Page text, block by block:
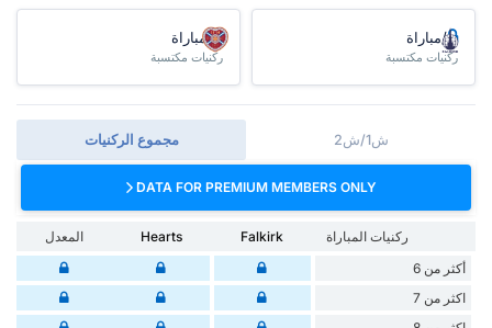
/مباراة
ركنيات مكتسبة
/مباراة
ركنيات مكتسبة
مجموع الركنيات ش1/ش2
DATA FOR PREMIUM MEMBERS ONLY
ركنيات المباراة Falkirk
Hearts
المعدل
أكثر من 6
اكثر من 7